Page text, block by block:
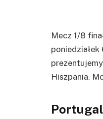
Mecz 1/8
Hiszpania.